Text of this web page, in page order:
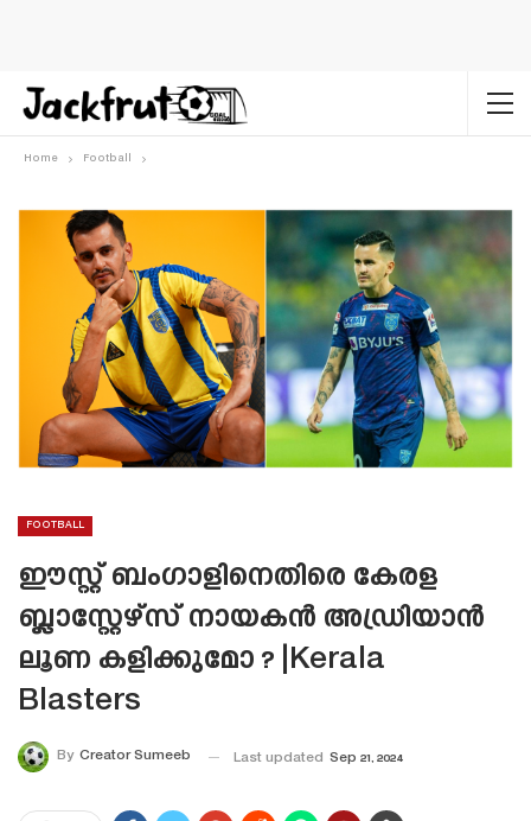
Home Football
FOOTBALL
ഈസ്റ്റ് ബംഗാളിനെതിരെ കേരള
ബ്ലാസ്റ്റേഴ്‌സ് നായകൻ അഡ്രിയാൻ
ലൂണ കളിക്കുമോ ? |Kerala
Blasters
By Creator Sumeeb Last updated Sep 21, 2024